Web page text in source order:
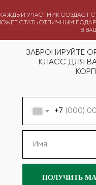
ЗАБРОНИРУЙТЕ
КЛАСС ДЛЯ
+7
ПОЛУЧИТЬ
КАЖДЫЙ УЧАСТНИК СОЗДАСТ
СТАТЬ ОТЛИЧНЫМ
В